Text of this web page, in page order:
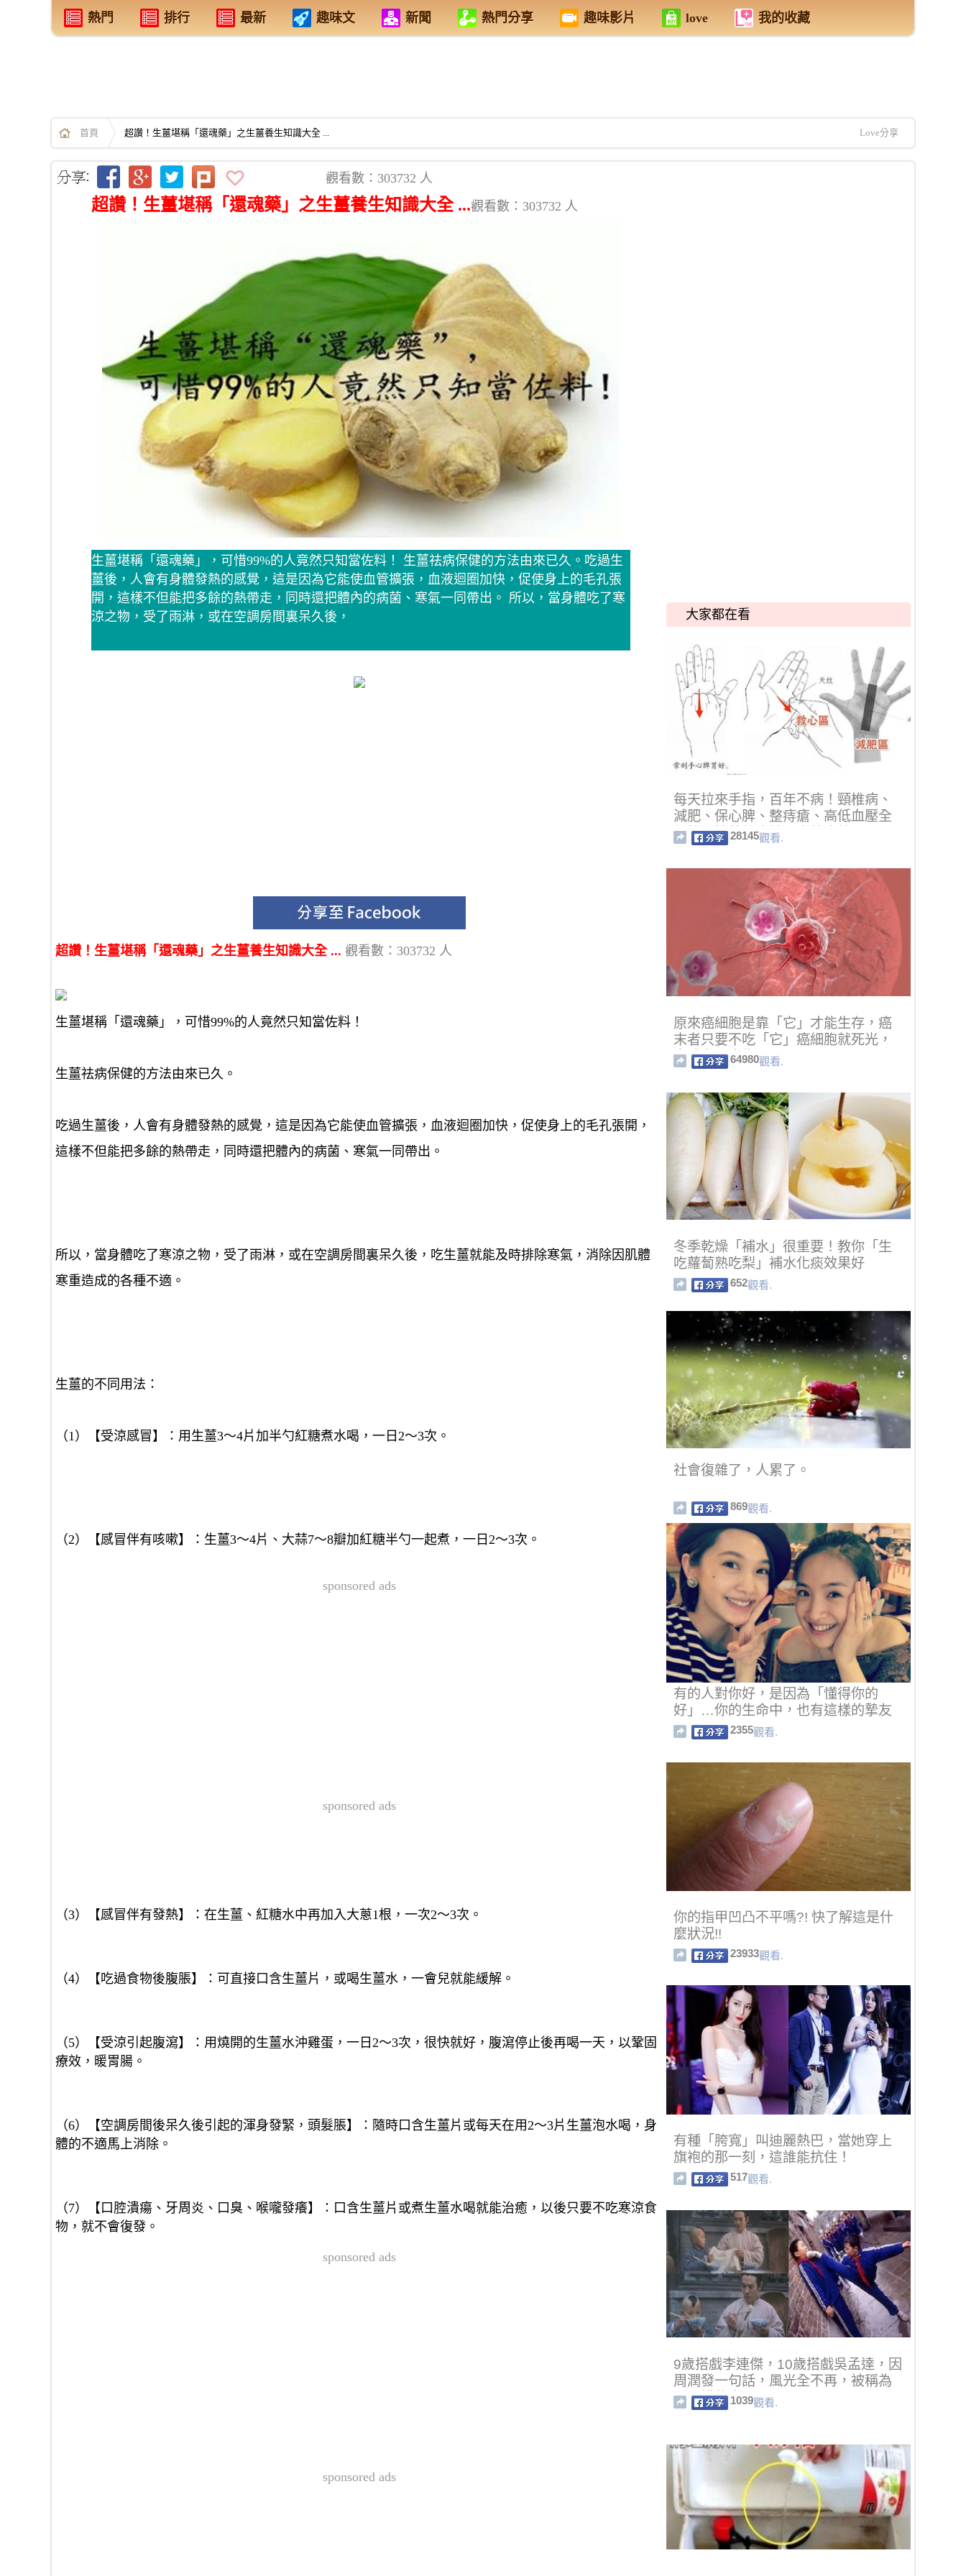
熱門 排行 最新 趣味文 新聞 熱門分享 趣味影片 love 我的收藏
首頁 超讚！生薑堪稱「還魂藥」之生薑養生知識大全 ... Love分享
觀看數：303732 人
超讚！生薑堪稱「還魂藥」之生薑養生知識大全 ...觀看數：303732 人
生薑堪稱「還魂藥」，可惜99%的人竟然只知當佐料！ 生薑祛病保健的方法由來已久。吃過生
薑後，人會有身體發熱的感覺，這是因為它能使血管擴張，血液迴圈加快，促使身上的毛孔張
開，這樣不但能把多餘的熱帶走，同時還把體內的病菌、寒氣一同帶出。 所以，當身體吃了寒
涼之物，受了雨淋，或在空調房間裏呆久後，
超讚！生薑堪稱「還魂藥」之生薑養生知識大全 ... 觀看數：303732 人
生薑堪稱「還魂藥」，可惜99%的人竟然只知當佐料！
生薑祛病保健的方法由來已久。
吃過生薑後，人會有身體發熱的感覺，這是因為它能使血管擴張，血液迴圈加快，促使身上的毛孔張開，
這樣不但能把多餘的熱帶走，同時還把體內的病菌、寒氣一同帶出。
所以，當身體吃了寒涼之物，受了雨淋，或在空調房間裏呆久後，吃生薑就能及時排除寒氣，消除因肌體
寒重造成的各種不適。
生薑的不同用法：
（1）【受涼感冒】：用生薑3～4片加半勺紅糖煮水喝，一日2～3次。
（2）【感冒伴有咳嗽】：生薑3～4片、大蒜7～8瓣加紅糖半勺一起煮，一日2～3次。
sponsored ads
sponsored ads
（3）【感冒伴有發熱】：在生薑、紅糖水中再加入大蔥1根，一次2～3次。
（4）【吃過食物後腹脹】：可直接口含生薑片，或喝生薑水，一會兒就能緩解。
（5）【受涼引起腹瀉】：用燒開的生薑水沖雞蛋，一日2～3次，很快就好，腹瀉停止後再喝一天，以鞏固
療效，暖胃腸。
（6）【空調房間後呆久後引起的渾身發緊，頭髮脹】：隨時口含生薑片或每天在用2～3片生薑泡水喝，身
體的不適馬上消除。
（7）【口腔潰瘍、牙周炎、口臭、喉嚨發癢】：口含生薑片或煮生薑水喝就能治癒，以後只要不吃寒涼食
物，就不會復發。
sponsored ads
sponsored ads
大家都在看
每天拉來手指，百年不病！頸椎病、
減肥、保心脾、整痔瘡、高低血壓全
都按一按就得療效，真的太棒了！
28145觀看.
原來癌細胞是靠「它」才能生存，癌
末者只要不吃「它」癌細胞就死光，
身體完全康復了！
64980觀看.
冬季乾燥「補水」很重要！教你「生
吃蘿蔔熟吃梨」補水化痰效果好
652觀看.
社會復雜了，人累了。
869觀看.
有的人對你好，是因為「懂得你的
好」…你的生命中，也有這樣的摯友
嗎？
2355觀看.
你的指甲凹凸不平嗎?! 快了解這是什
麼狀況!!
23933觀看.
有種「胯寬」叫迪麗熱巴，當她穿上
旗袍的那一刻，這誰能抗住！
517觀看.
9歲搭戲李連傑，10歲搭戲吳孟達，因
周潤發一句話，風光全不再，被稱為
最可惜的童星！
1039觀看.